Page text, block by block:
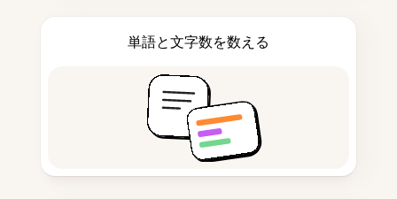
単語と文字数を数える